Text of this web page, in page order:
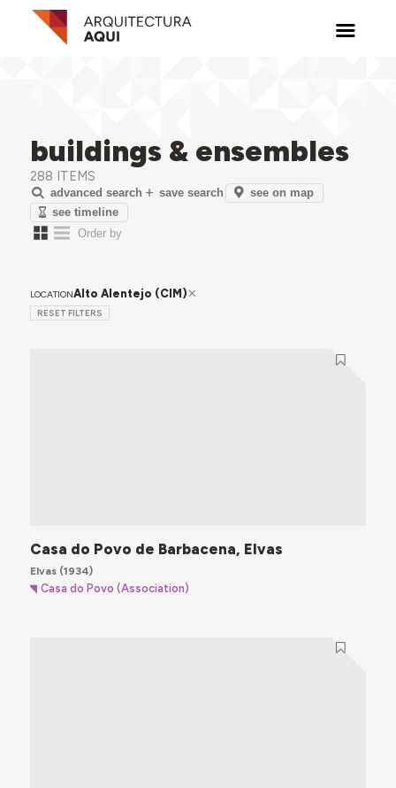
buildings & ensembles
288 ITEMS
advanced search save search
see on map
see timeline
LOCATIONAlto Alentejo (CIM)
RESET FILTERS
Casa do Povo de Barbacena, Elvas
Elvas(1934)
Casa do Povo (Association)